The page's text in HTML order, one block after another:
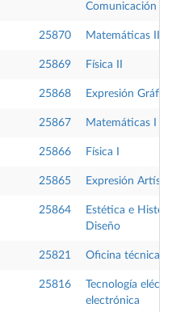
Comunicación
25870 Matemáticas II
25869 Física II
25868 Expresión
25867 Matemáticas I
25866 Física I
25865 Expresión
25864
Estética e
Diseño
25821 Oficina técnica
25816
Tecnología
electrónica